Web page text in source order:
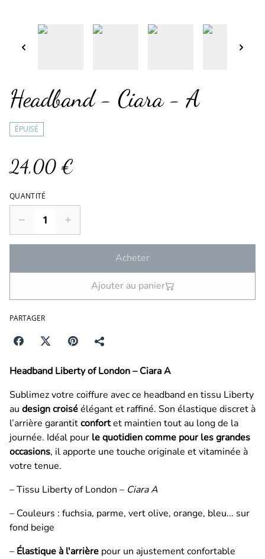
Headband - Ciara - A
ÉPUISÉ
24,00 €
QUANTITÉ
Acheter
Ajouter au panier
PARTAGER
Headband Liberty of London – Ciara A
Sublimez votre coiffure avec ce headband en tissu Liberty
au design croiséélégant et raffiné. Son élastique discret à
l’arrière garantitconfortet maintien tout au long de la
journée. Idéal pour le quotidien comme pour les grandes
occasions, il apporte une touche originale et vitaminée à
votre tenue.
– Tissu Liberty of London – Ciara A
– Couleurs : fuchsia, parme, vert olive, orange, bleu... sur
fond beige
– Élastique à l'arrière pour un ajustement confortable